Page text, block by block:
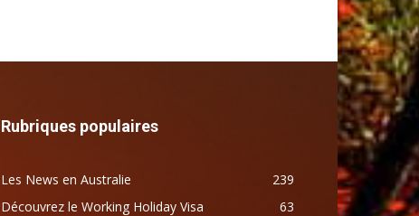
Rubriques populaires
Les News en Australie
239
Découvrez le Working Holiday Visa
63